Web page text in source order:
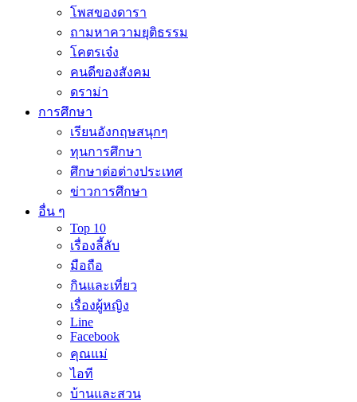
โพสของดารา
ถามหาความยุติธรรม
โคตรเจ๋ง
คนดีของสังคม
ดราม่า
การศึกษา
เรียนอังกฤษสนุกๆ
ทุนการศึกษา
ศึกษาต่อต่างประเทศ
ข่าวการศึกษา
อื่น ๆ
Top 10
เรื่องลี้ลับ
มือถือ
กินและเที่ยว
เรื่องผู้หญิง
Line
Facebook
คุณแม่
ไอที
บ้านและสวน